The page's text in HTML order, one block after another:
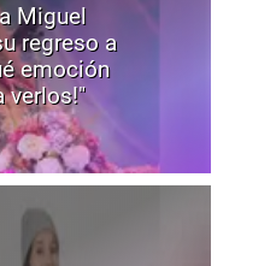
Miguel
regreso a
emoción
verlos!"